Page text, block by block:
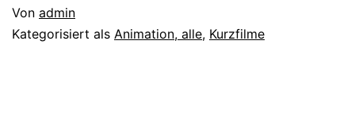
Von admin
Kategorisiert als Animation, alle, Kurzfilme